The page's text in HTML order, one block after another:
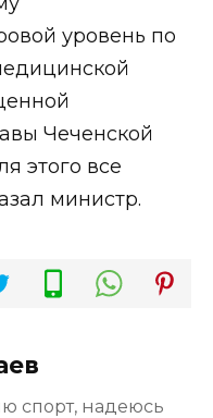
уровень по
Чеченской
этого все
министр.
спорт, надеюсь